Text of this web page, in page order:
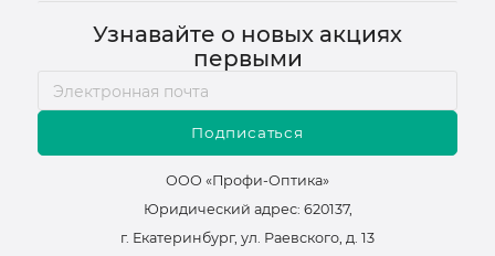
Узнавайте о новых акциях
первыми
Подписаться
ООО «Профи-Оптика»
Юридический адрес: 620137,
г. Екатеринбург, ул. Раевского, д. 13